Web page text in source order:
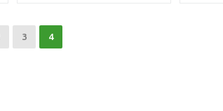
3 4